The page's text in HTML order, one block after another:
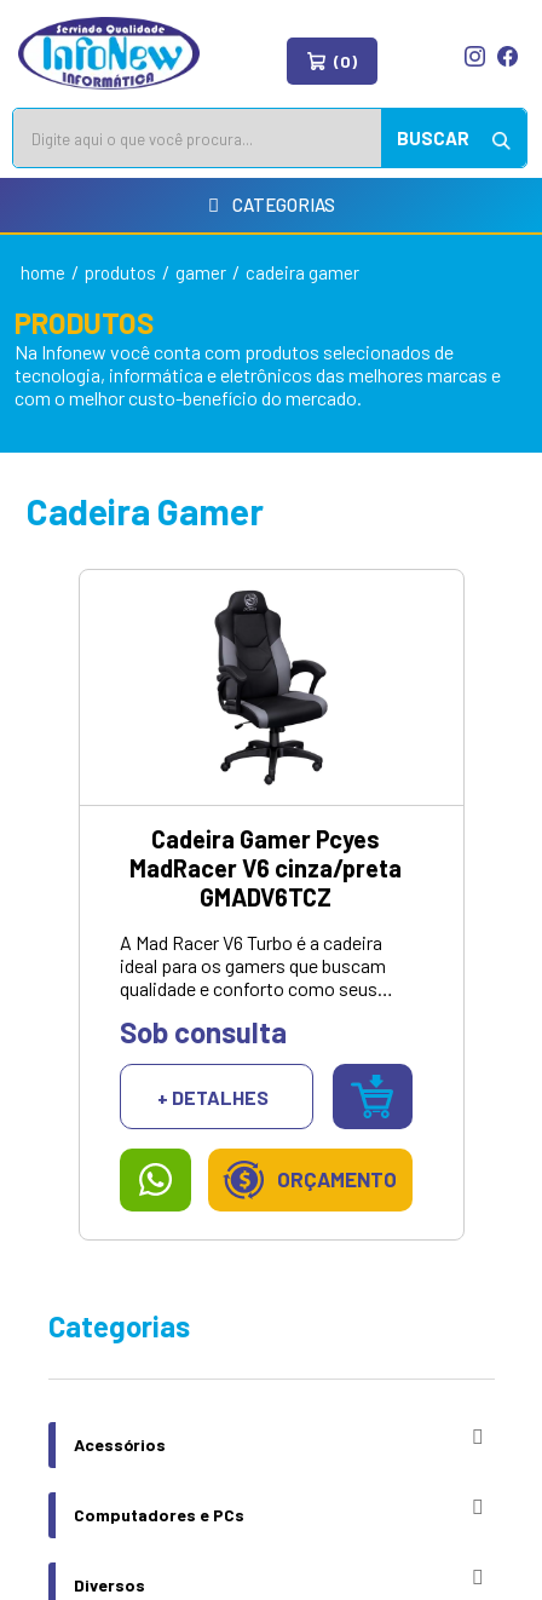
(0)
BUSCAR
CATEGORIAS
home / produtos / gamer / cadeira gamer
PRODUTOS
Na Infonew você conta com produtos selecionados de
tecnologia, informática e eletrônicos das melhores marcas e
com o melhor custo-benefício do mercado.
Categorias
Acessórios
Computadores e PCs
Diversos
Cadeira Gamer
Cadeira Gamer Pcyes
MadRacer V6 cinza/preta
GMADV6TCZ
A Mad Racer V6 Turbo é a cadeira
ideal para os gamers que buscam
qualidade e conforto como seus
durabilidade!
Sob consulta
+ DETALHES
ORÇAMENTO